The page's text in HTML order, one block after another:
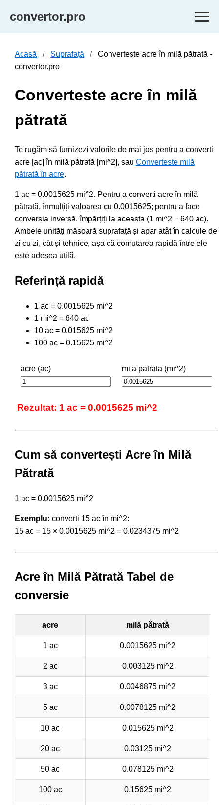
convertor.pro
Acasă Suprafață
Converteste acre în milă pătrată -
convertor.pro
Converteste acre în milă
pătrată
Te rugăm să furnizezi valorile de mai jos pentru a converti
acre [ac] în milă pătrată [mi^2], sau Converteste milă
pătrată în acre.
1 ac = 0.0015625 mi^2. Pentru a converti acre în milă
pătrată, înmulțiți valoarea cu 0.0015625; pentru a face
conversia inversă, împărțiți la aceasta (1 mi^2 = 640 ac).
Ambele unități măsoară suprafață și apar atât în calcule de
zi cu zi, cât și tehnice, așa că comutarea rapidă între ele
este adesea utilă.
Referință rapidă
1 ac = 0.0015625 mi^2
1 mi^2 = 640 ac
10 ac = 0.015625 mi^2
100 ac = 0.15625 mi^2
acre (ac) milă pătrată (mi^2)
Rezultat: 1 ac = 0.0015625 mi^2
Cum să convertești Acre în Milă
Pătrată
1 ac = 0.0015625 mi^2
Exemplu: converti 15 ac în mi^2:
15 ac = 15 × 0.0015625 mi^2 = 0.0234375 mi^2
Acre în Milă Pătrată Tabel de
conversie
acre milă pătrată
1 ac 0.0015625 mi^2
2 ac 0.003125 mi^2
3 ac 0.0046875 mi^2
5 ac 0.0078125 mi^2
10 ac 0.015625 mi^2
20 ac 0.03125 mi^2
50 ac 0.078125 mi^2
100 ac 0.15625 mi^2